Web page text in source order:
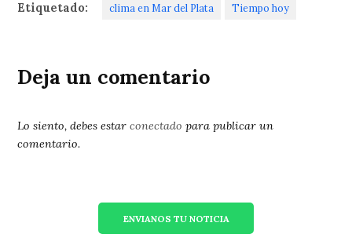
Etiquetado: clima en Mar del Plata Tiempo hoy
Deja un comentario
Lo siento, debes estarconectado para publicar un
comentario.
ENVIANOS TU NOTICIA